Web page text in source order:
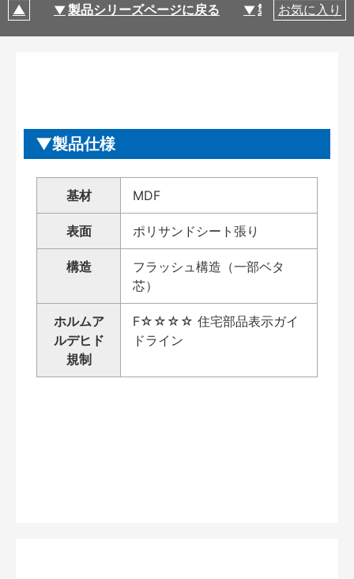
製品シリーズページに戻る 製品仕様
お気に入り
製品仕様
基材 MDF
表面 ポリサンドシート張り
構造
フラッシュ構造（一部ベタ
芯）
ホルムア
ルデヒド
規制
F☆☆☆☆ 住宅部品表示ガイ
ドライン